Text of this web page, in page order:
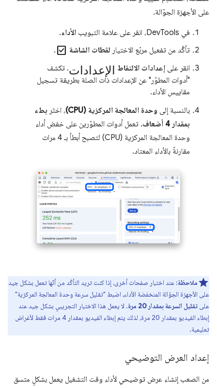
على الأجهزة الجوّالة.
في DevTools، انقر على علامة التبويب الأداء.
تأكَّد من تفعيل مربّع الاختيار لقطات الشاشة check_box
.
انقر على إعدادات الالتقاط الإعدادات. تكشف
"أدوات المطوّر" عن الإعدادات ذات الصلة بطريقة تسجيل
مقاييس الأداء.
بالنسبة إلى وحدة المعالجة المركزية (CPU) ، اختَر بطء
بمقدار 4 أضعاف
. تعمل أدوات المطوّرين على خفض أداء
وحدة المعالجة المركزية (CPU) لتصبح أبطأ بـ 4 مرات
مقارنةً بالأداء المعتاد.
ملاحظة: عند اختبار صفحات أخرى، إذا كنت تريد التأكّد من أنّها تعمل بشكل جيد
على الأجهزة الجوّالة المنخفضة الأداء، اضبط "تقليل سرعة وحدة المعالجة المركزية"
على تقليل السرعة بمقدار 20 مرة
. لا يعمل هذا الاختبار التجريبي بشكل جيد عند
إبطاء الفيديو بمقدار 20 مرة، لذلك يتم إبطاء الفيديو بمقدار 4 مرات فقط لأغراض
تعليمية.
إعداد العرض التوضيحي
من الصعب إنشاء عرض توضيحي لأداء وقت التشغيل يعمل بشكلٍ متسق